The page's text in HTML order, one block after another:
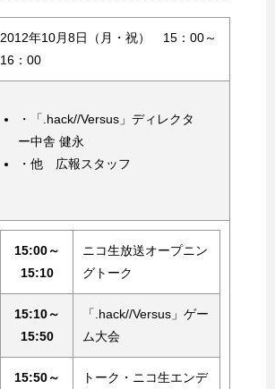
2012年10月8日（月・祝） 15：00～
16：00
・「.hack//Versus」ディレクタ
ー中舎 健永
・他 広報スタッフ
15:00～
15:10
ニコ生放送オープニン
グトーク
15:10～
15:50
「.hack//Versus」ゲー
ム大会
15:50～ トーク・ニコ生エンデ